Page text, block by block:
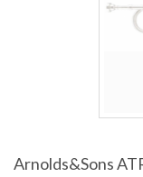
Arnolds&Sons